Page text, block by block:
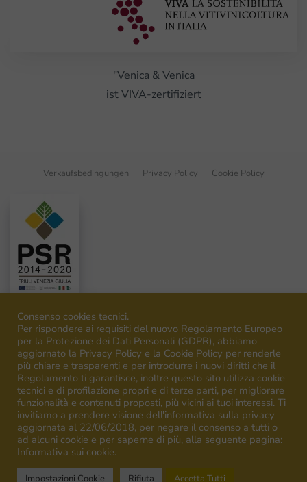
"Venica & Venica
ist VIVA-zertifiziert
Verkaufsbedingungen Privacy Policy Cookie Policy
©2026Venica&Venica. All rights reserved. P.I. IT00492040316
Campagna finanziata ai sensi del regolamento UE n.1308/13
Campaign financed according to EU regulation n.1308/13
Consenso cookies tecnici.
Per rispondere ai requisiti del nuovo Regolamento Europeo
per la Protezione dei Dati Personali (GDPR), abbiamo
aggiornato la Privacy Policy e la Cookie Policy per renderle
più chiare e trasparenti e per introdurre i nuovi diritti che il
Regolamento ti garantisce, inoltre questo sito utilizza cookie
tecnici e di profilazione propri e di terze parti, per migliorare
funzionalità e contenuti proposti, più vicini ai tuoi interessi. Ti
invitiamo a prendere visione dell'informativa sulla privacy
aggiornata al 22/06/2018, per negare il consenso a tutti o
ad alcuni cookie e per saperne di più, alla seguente pagina:
Informativa sui cookie.
Impostazioni Cookie Rifiuta Accetta Tutti